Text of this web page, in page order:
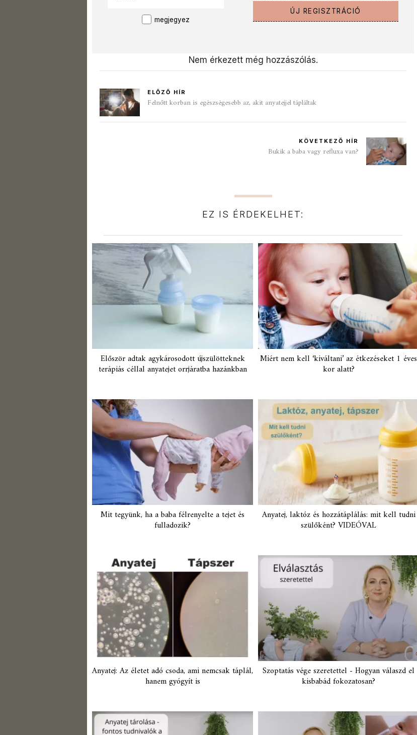
megjegyez
ÚJ REGISZTRÁCIÓ
Nem érkezett még hozzászólás.
ELŐZŐ HÍR
Felnőtt korban is egészségesebb az, akit anyatejjel tápláltak
KÖVETKEZŐ HÍR
Bukik a baba vagy refluxa van?
EZ IS ÉRDEKELHET:
Először adtak agykárosodott újszülötteknek
terápiás céllal anyatejet orrjáratba hazánkban
Miért nem kell ‘kiváltani’ az étkezéseket 1 éves
kor alatt?
Mit tegyünk, ha a baba félrenyelte a tejet és
fulladozik?
Anyatej, laktóz és hozzátáplálás: mit kell tudni
szülőként? VIDEÓVAL
Anyatej: Az életet adó csoda, ami nemcsak táplál,
hanem gyógyít is
Szoptatás vége szeretettel - Hogyan válaszd el
kisbabád fokozatosan?